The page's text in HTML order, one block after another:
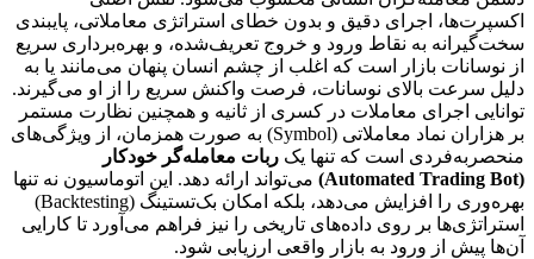
اکسپرت‌ها، اجرای دقیق و بدون خطای استراتژی معاملاتی، پایبندی
سخت‌گیرانه به نقاط ورود و خروج تعریف‌شده، و بهره‌برداری سریع
از نوسانات بازار است که اغلب از چشم انسان پنهان می‌مانند یا به
دلیل سرعت بالای نوسانات، فرصت واکنش سریع را از او می‌گیرند.
توانایی اجرای معاملات در کسری از ثانیه و همچنین نظارت مستمر
بر هزاران نماد معاملاتی (Symbol) به صورت همزمان، از ویژگی‌های
منحصربه‌فردی است که تنها یک ربات معامله‌گر خودکار
(Automated Trading Bot)
می‌تواند ارائه دهد. این اتوماسیون نه تنها
بهره‌وری را افزایش می‌دهد، بلکه امکان بک‌تستینگ (Backtesting)
استراتژی‌ها بر روی داده‌های تاریخی را نیز فراهم می‌آورد تا کارایی
آن‌ها پیش از ورود به بازار واقعی ارزیابی شود.